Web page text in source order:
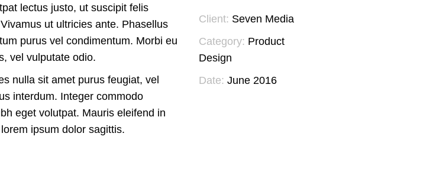
lectus justo, ut suscipit felis
ut ultricies ante. Phasellus
purus vel condimentum. Morbi eu
vel vulputate odio.
nulla sit amet purus feugiat, vel
interdum. Integer commodo
eget volutpat. Mauris eleifend in
ipsum dolor sagittis.
Client: Seven Media
Category: Product
Design
Date: June 2016